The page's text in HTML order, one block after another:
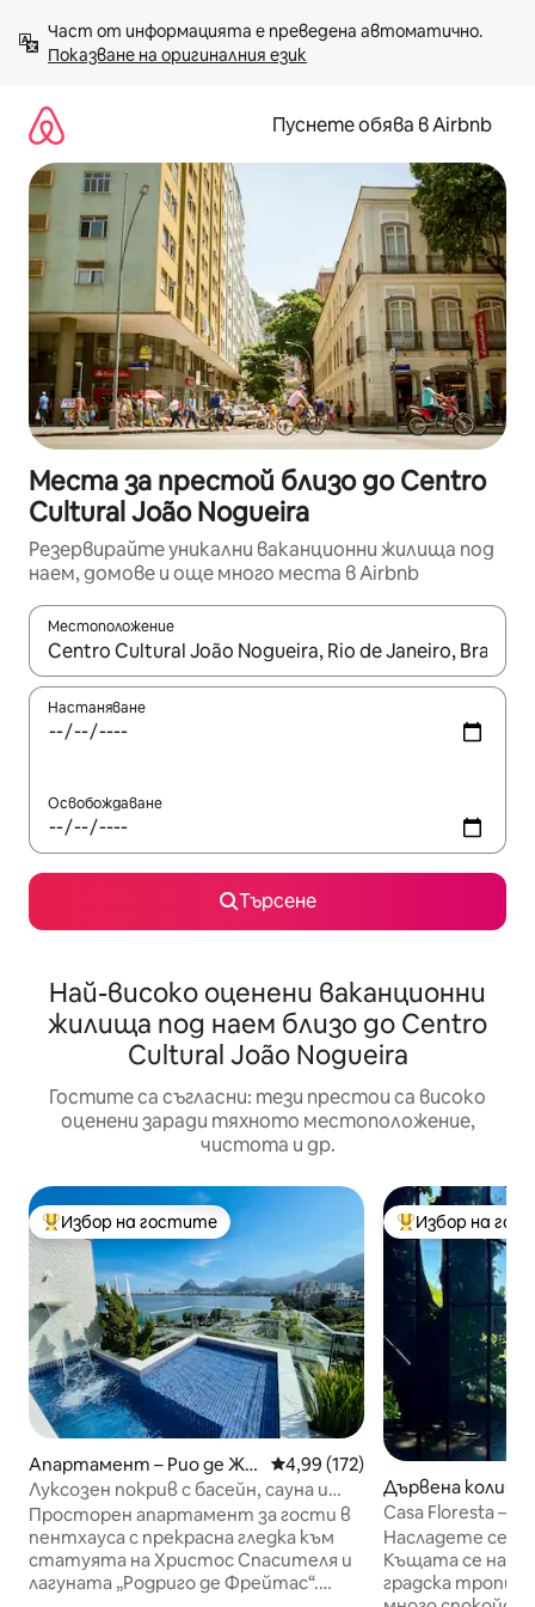
към
съдържанието
Показване на оригиналния език
Пуснете обява в Airbnb
Места за престой близо до Centro
Cultural João Nogueira
Резервирайте уникални ваканционни жилища под
наем, домове и още много места в Airbnb
Местоположение
Когато резултатите се покажат, използвайте
Настаняване
Освобождаване
Търсене
Най-високо оценени ваканционни
жилища под наем близо до Centro
Cultural João Nogueira
Гостите са съгласни: тези престои са високо
оценени заради тяхното местоположение,
чистота и др.
Най-популярен избор на гостите
Избор на гостите
Апартамент – Рио де Жа
нейро
Средна оценка: 4,99 от 5,
4,99 (172)
Луксозен покрив с басейн, сауна и
уединение.
Просторен апартамент за гости в
пентхауса с прекрасна гледка към
статуята на Христос Спасителя и
лагуната „Родриго де Фрейтас“.
Най-популярен
Избор на
Дървена колиба
Жанейро
Casa Floresta –
към океана
Насладете се
Къщата се
градска